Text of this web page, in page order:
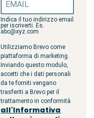
Indica il tuo indirizzo email
per iscriverti. Es.
abc@xyz.com
Utilizziamo Brevo come
piattaforma di marketing.
Inviando questo modulo,
accetti che i dati personali
da te forniti vengano
trasferiti a Brevo per il
trattamento in conformità
all'Informativa